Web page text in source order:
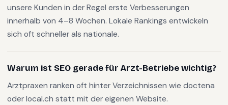
unsere Kunden in der Regel erste Verbesserungen
innerhalb von 4–8 Wochen. Lokale Rankings entwickeln
sich oft schneller als nationale.
Warum ist SEO gerade für Arzt-Betriebe wichtig?
Arztpraxen ranken oft hinter Verzeichnissen wie doctena
oder local.ch statt mit der eigenen Website.